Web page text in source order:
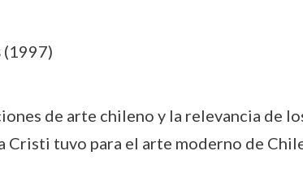
(1997)
de arte chileno y la relevancia de
Cristi tuvo para el arte moderno de